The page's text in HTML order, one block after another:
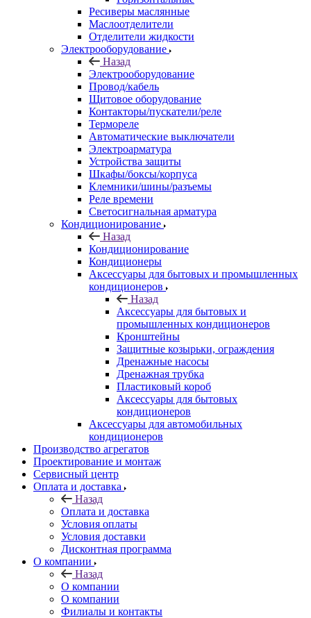
Ресиверы маслянные
Маслоотделители
Отделители жидкости
Электрооборудование
Назад
Электрооборудование
Провод/кабель
Щитовое оборудование
Контакторы/пускатели/реле
Термореле
Автоматические выключатели
Электроарматура
Устройства защиты
Шкафы/боксы/корпуса
Клемники/шины/разъемы
Реле времени
Светосигнальная арматура
Кондиционирование
Назад
Кондиционирование
Кондиционеры
Аксессуары для бытовых и промышленных
кондиционеров
Назад
Аксессуары для бытовых и
промышленных кондиционеров
Кронштейны
Защитные козырьки, ограждения
Дренажные насосы
Дренажная трубка
Пластиковый короб
Аксессуары для бытовых
кондиционеров
Аксессуары для автомобильных
кондиционеров
Производство агрегатов
Проектирование и монтаж
Сервисный центр
Оплата и доставка
Назад
Оплата и доставка
Условия оплаты
Условия доставки
Дисконтная программа
О компании
Назад
О компании
О компании
Филиалы и контакты